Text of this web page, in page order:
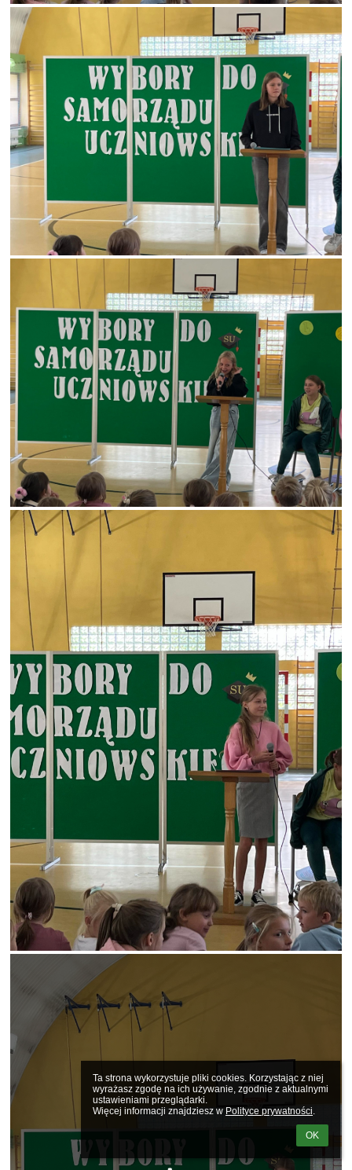
Ta strona wykorzystuje pliki cookies. Korzystając z niej
wyrażasz zgodę na ich używanie, zgodnie z aktualnymi
ustawieniami przeglądarki.
Więcej informacji znajdziesz w Polityce prywatności.
OK